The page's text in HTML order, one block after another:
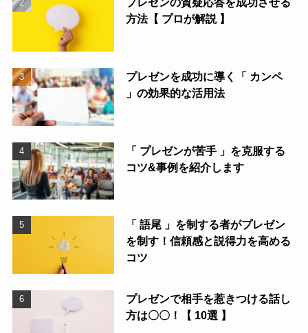
方法【 プロが解説 】
プレゼンを成功に導く「 カンペ
」の効果的な活用法
「 プレゼンが苦手 」を克服する
コツ&事例を紹介します
「 語尾 」を制する者がプレゼン
を制す！信頼感と説得力を高める
コツ
プレゼンで相手を惹きつける話し
方は〇〇！【 10選 】